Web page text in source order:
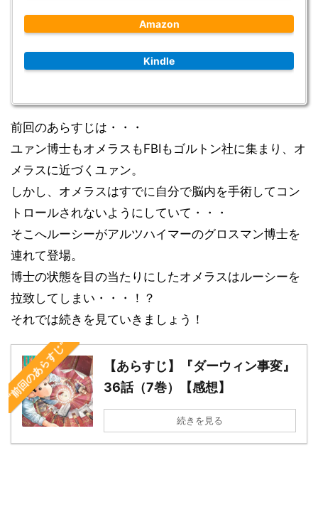
Amazon
Kindle
前回のあらすじは・・・
ユァン博士もオメラスもFBIもゴルトン社に集まり、オ
メラスに近づくユァン。
しかし、オメラスはすでに自分で脳内を手術してコン
トロールされないようにしていて・・・
そこへルーシーがアルツハイマーのグロスマン博士を
連れて登場。
博士の状態を目の当たりにしたオメラスはルーシーを
拉致してしまい・・・！？
それでは続きを見ていきましょう！
“前回のあらすじ”
【あらすじ】『ダーウィン事変』
36話（7巻）【感想】
続きを見る